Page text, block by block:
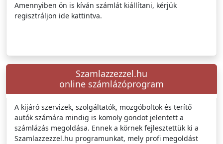
Amennyiben ön is kíván számlát kiállítani, kérjük
regisztráljon ide kattintva.
Szamlazzezzel.hu
online számlázóprogram
A kijáró szervizek, szolgáltatók, mozgóboltok és terítő
autók számára mindig is komoly gondot jelentett a
számlázás megoldása. Ennek a körnek fejlesztettük ki a
Szamlazzezzel.hu programunkat, mely profi megoldást